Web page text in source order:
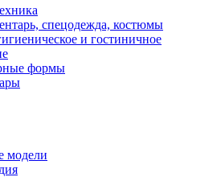
спецодежда, костюмы
и гостиничное
формы
модели